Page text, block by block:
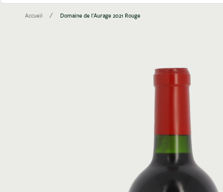
Accueil / Domaine de l'Aurage 2021 Rouge